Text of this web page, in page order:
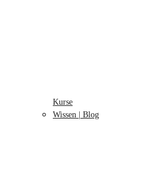
Kurse
Wissen | Blog